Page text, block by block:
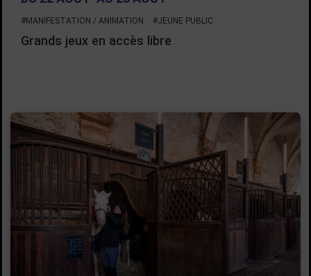
#MANIFESTATION / ANIMATION #JEUNE PUBLIC
Grands jeux en accès libre